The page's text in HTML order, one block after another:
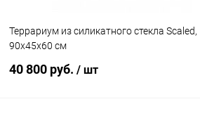
Террариум из силикатного стекла Scaled,
90х45х60 см
40 800 руб. / шт